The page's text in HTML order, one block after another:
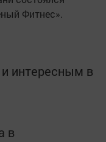
Фитнес».
интересным в
в